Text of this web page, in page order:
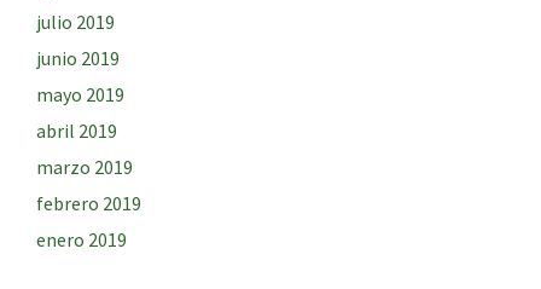
julio 2019
junio 2019
mayo 2019
abril 2019
marzo 2019
febrero 2019
enero 2019